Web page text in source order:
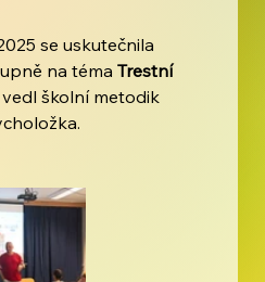
se uskutečnila
na téma Trestní
školní metodik